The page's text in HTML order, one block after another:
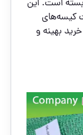
است. این
کیسه‌های
خرید بهینه و